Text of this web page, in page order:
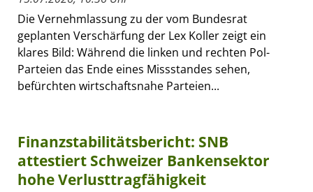
Die Vernehmlassung zu der vom Bundesrat
geplanten Verschärfung der Lex Koller zeigt ein
klares Bild: Während die linken und rechten Pol-
Parteien das Ende eines Missstandes sehen,
befürchten wirtschaftsnahe Parteien...
Finanzstabilitätsbericht: SNB
attestiert Schweizer Bankensektor
hohe Verlusttragfähigkeit